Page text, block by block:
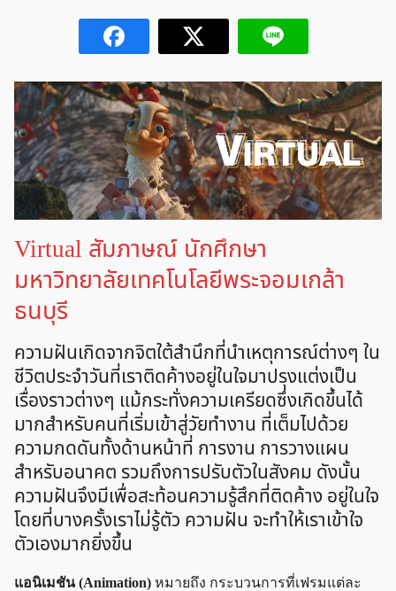
Virtual สัมภาษณ์ นักศึกษา
มหาวิทยาลัยเทคโนโลยีพระจอมเกล้า
ธนบุรี
ความฝันเกิดจากจิตใต้สำนึกที่นำเหตุการณ์ต่างๆ ใน
ชีวิตประจำวันที่เราติดค้างอยู่ในใจมาปรุงแต่งเป็น
เรื่องราวต่างๆ แม้กระทั่งความเครียดซึ่งเกิดขึ้นได้
มากสำหรับคนที่เริ่มเข้าสู่วัยทำงาน ที่เต็มไปด้วย
ความกดดันทั้งด้านหน้าที่ การงาน การวางแผน
สำหรับอนาคต รวมถึงการปรับตัวในสังคม ดังนั้น
ความฝันจึงมีเพื่อสะท้อนความรู้สึกที่ติดค้าง อยู่ในใจ
โดยที่บางครั้งเราไม่รู้ตัว ความฝัน จะทำให้เราเข้าใจ
ตัวเองมากยิ่งขึ้น
แอนิเมชัน (Animation) หมายถึง กระบวนการที่เฟรมแต่ละ